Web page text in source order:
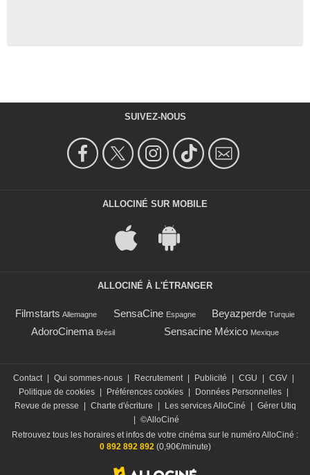
SUIVEZ-NOUS
ALLOCINÉ SUR MOBILE
ALLOCINÉ À L'ÉTRANGER
Filmstarts Allemagne SensaCine Espagne Beyazperde Turquie
AdoroCinema Brésil Sensacine México Mexique
Contact Qui sommes-nous Recrutement Publicité CGU CGV
Politique de cookies
Préférences cookies Données Personnelles
Revue de presse
Charte d'écriture Les services AlloCiné
Gérer Utiq
©AlloCiné
Retrouvez tous les horaires et infos de votre cinéma sur le numéro AlloCiné :
0 892 892 892(0,90€/minute)